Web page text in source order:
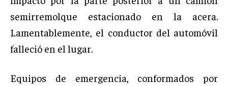
semirremolque estacionado en la acera.
Lamentablemente, el conductor del automóvil
falleció en el lugar.
Equipos de emergencia, conformados por